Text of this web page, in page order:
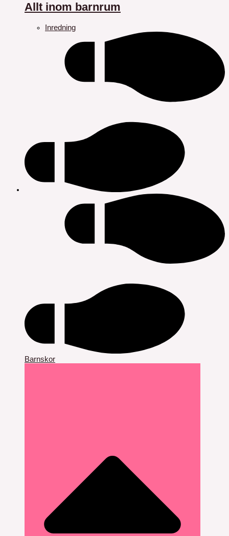
Allt inom barnrum
Inredning
Barnskor